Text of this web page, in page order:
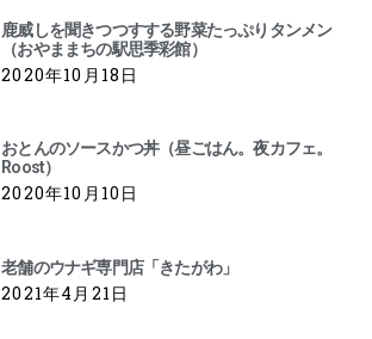
鹿威しを聞きつつすする野菜たっぷりタンメン
（おやままちの駅思季彩館）
2020年10月18日
おとんのソースかつ丼（昼ごはん。夜カフェ。
Roost）
2020年10月10日
老舗のウナギ専門店「きたがわ」
2021年4月21日